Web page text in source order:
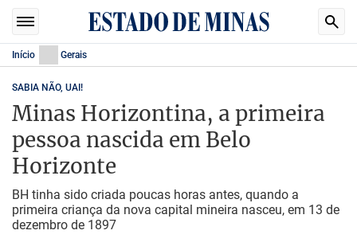
Início Gerais
SABIA NÃO, UAI!
Minas Horizontina, a primeira
pessoa nascida em Belo
Horizonte
BH tinha sido criada poucas horas antes, quando a
primeira criança da nova capital mineira nasceu, em 13 de
dezembro de 1897